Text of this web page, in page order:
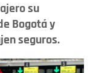
su
Bogotá y
seguros.